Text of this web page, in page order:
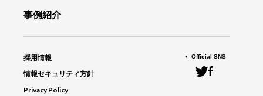
事例紹介
採用情報
情報セキュリティ方針
Privacy Policy
Official SNS